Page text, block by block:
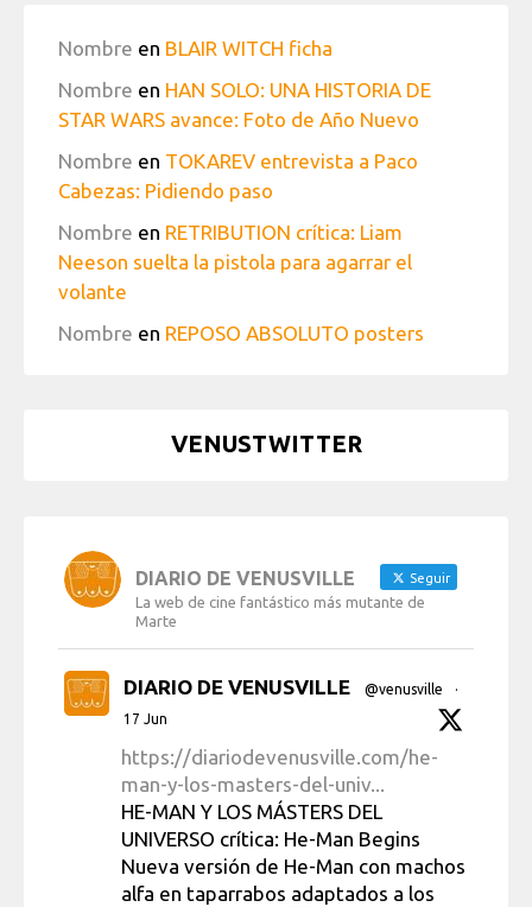
Nombre en BLAIR WITCH ficha
Nombre en HAN SOLO: UNA HISTORIA DE
STAR WARS avance: Foto de Año Nuevo
Nombre en TOKAREV entrevista a Paco
Cabezas: Pidiendo paso
Nombre en RETRIBUTION crítica: Liam
Neeson suelta la pistola para agarrar el
volante
Nombre en REPOSO ABSOLUTO posters
VENUSTWITTER
DIARIO DE VENUSVILLE Seguir
La web de cine fantástico más mutante de
Marte
DIARIO DE VENUSVILLE @venusville
·
17 Jun
https://diariodevenusville.com/he-
man-y-los-masters-del-univ...
HE-MAN Y LOS MÁSTERS DEL
UNIVERSO crítica: He-Man Begins
Nueva versión de He-Man con machos
alfa en taparrabos adaptados a los